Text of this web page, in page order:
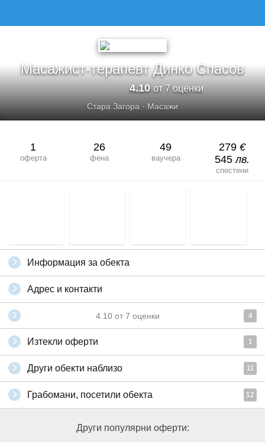
Масажист-терапевт Динко Спасов
4.10от 7 оценки
Стара Загора · Масажи
1
оферта
26
фена
49
ваучера
279 €
545лв.
спестени
Информация за обекта
Адрес и контакти
4.10 от 7 оценки 4
Изтекли оферти 1
Други обекти наблизо 11
Грабомани, посетили обекта 12
Други популярни оферти: